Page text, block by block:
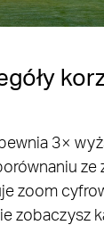
3×
ze
zoom
zobaczysz